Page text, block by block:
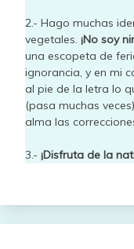
2.- Hago muchas
vegetales. ¡No soy
una escopeta de
ignorancia, y en mi
al pie de la letra lo
(pasa muchas
alma las
3.- ¡Disfruta de la